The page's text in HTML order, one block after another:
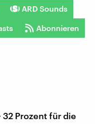
ARD Sounds
Abonnieren
32 Prozent für die